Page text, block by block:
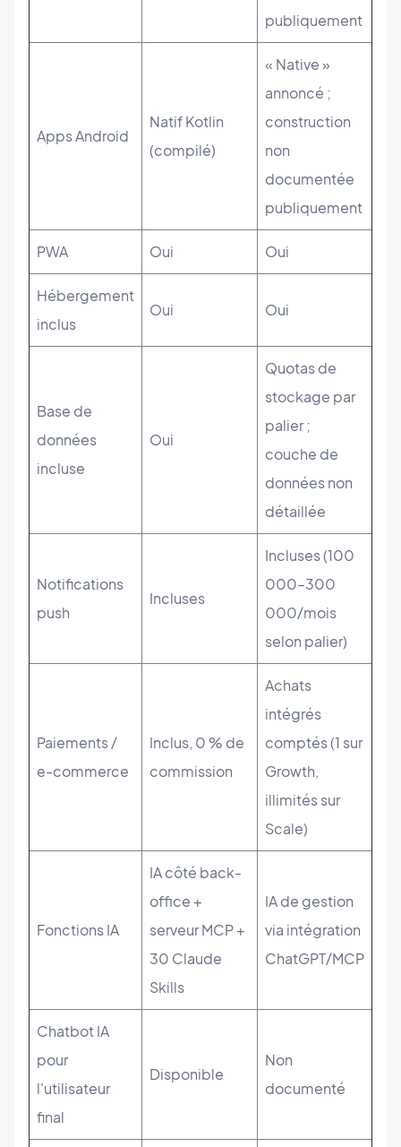
publiquement
Apps Android
Natif Kotlin
(compilé)
« Native »
annoncé ;
construction
non
documentée
publiquement
PWA Oui Oui
Hébergement
inclus
Oui Oui
Base de
données
incluse
Oui
Quotas de
stockage par
palier ;
couche de
données non
détaillée
Notifications
push
Incluses
Incluses (100
000–300
000/mois
selon palier)
Paiements /
e-commerce
Inclus, 0 % de
commission
Achats
intégrés
comptés (1 sur
Growth,
illimités sur
Scale)
Fonctions IA
IA côté back-
office +
serveur MCP +
30 Claude
Skills
IA de gestion
via intégration
ChatGPT/MCP
Chatbot IA
pour
l'utilisateur
final
Disponible
Non
documenté